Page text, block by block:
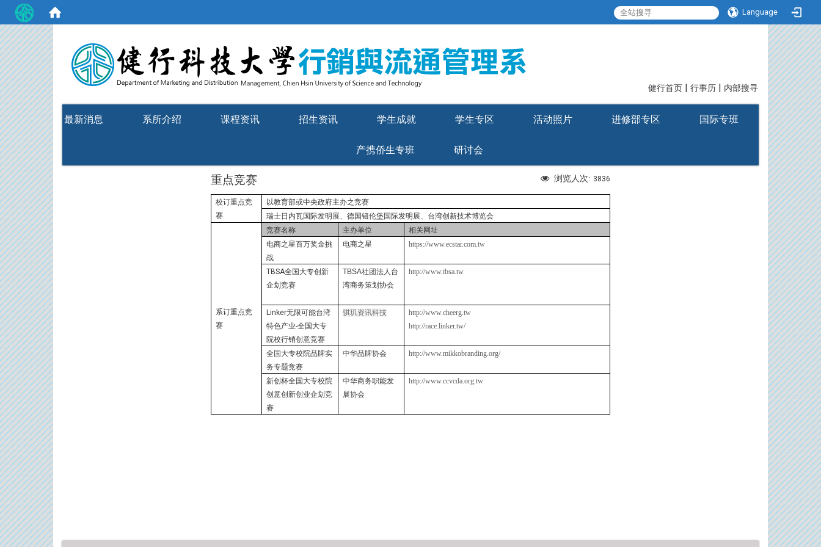
Language
健行首页 | 行事历 | 内部搜寻
最新消息 系所介绍 课程资讯 招生资讯 学生成就 学生专区 活动照片 进修部专区 国际专班
产携侨生专班 研讨会
浏览人次: 3836
重点竞赛
校订重点竞
赛
以教育部或中央政府主办之竞赛
瑞士日内瓦国际发明展、德国钮伦堡国际发明展、台湾创新技术博览会
系订重点竞
赛
竞赛名称 主办单位
相关网址
电商之星百万奖金挑
战
电商之星 https://www.ecstar.com.tw
TBSA全国大专创新
企划竞赛
TBSA社团法人台
湾商务策划协会
http://www.tbsa.tw
Linker无限可能台湾
特色产业-全国大专
院校行销创意竞赛
骐玑资讯科技
http://www.cheerg.tw
http://race.linker.tw/
全国大专校院品牌实
务专题竞赛
中华品牌协会 http://www.mikkobranding.org/
新创杯全国大专校院
创意创新创业企划竞
赛
中华商务职能发
展协会
http://www.ccvcda.org.tw